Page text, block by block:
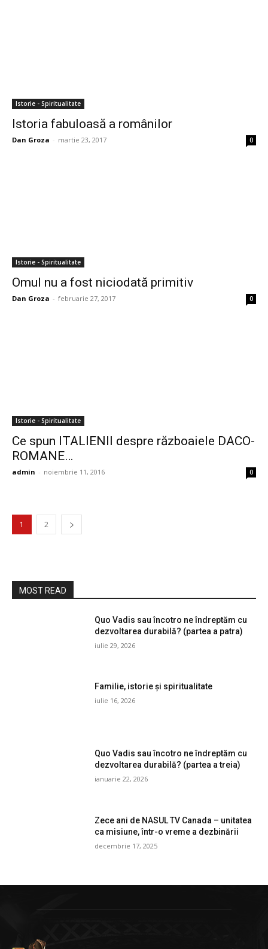
Istorie - Spiritualitate
Istoria fabuloasă a românilor
Dan Groza - martie 23, 2017 0
Istorie - Spiritualitate
Omul nu a fost niciodată primitiv
Dan Groza - februarie 27, 2017 0
Istorie - Spiritualitate
Ce spun ITALIENII despre războaiele DACO-
ROMANE…
admin - noiembrie 11, 2016 0
1 2
MOST READ
Quo Vadis sau încotro ne îndreptăm cu
dezvoltarea durabilă? (partea a patra)
iulie 29, 2026
Familie, istorie și spiritualitate
iulie 16, 2026
Quo Vadis sau încotro ne îndreptăm cu
dezvoltarea durabilă? (partea a treia)
ianuarie 22, 2026
Zece ani de NASUL TV Canada – unitatea
ca misiune, într-o vreme a dezbinării
decembrie 17, 2025